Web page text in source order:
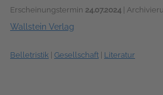
Erscheinungstermin 24.07.2024 |
Wallstein Verlag
Belletristik Gesellschaft Literatur